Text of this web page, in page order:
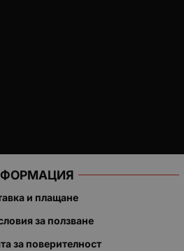
и плащане
за ползване
за поверителност